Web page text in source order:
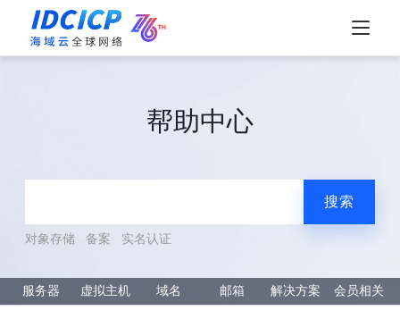
帮助中心
搜索
对象存储 备案 实名认证
服务器 虚拟主机 域名 邮箱 解决方案 会员相关